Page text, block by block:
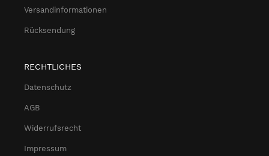
Versandinformationen
Rücksendung
RECHTLICHES
Datenschutz
AGB
Widerrufsrecht
Impressum